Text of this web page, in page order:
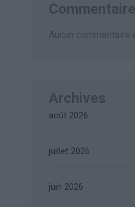
Aucun commentaire
Archives
août 2026
juillet 2026
juin 2026